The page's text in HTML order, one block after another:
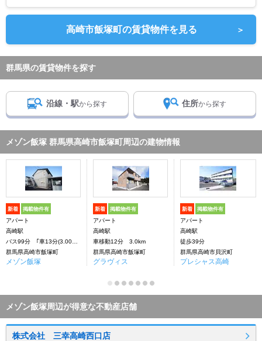
高崎市飯塚町の賃貸物件を見る ＞
群馬県の賃貸物件を探す
沿線・駅から探す 住所から探す
メゾン飯塚 群馬県高崎市飯塚町周辺の建物情報
新着 掲載物件有
アパート
高崎駅
バス99分 ｢車13分(3.00Km)｣下車：停歩99分
群馬県高崎市飯塚町
メゾン飯塚
新着 掲載物件有
アパート
高崎駅
車移動12分 3.0km
群馬県高崎市飯塚町
グラヴィス
新着 掲載物件有
アパート
高崎駅
徒歩39分
群馬県高崎市貝沢町
プレシャス高崎
メゾン飯塚周辺が得意な不動産店舗
株式会社 三幸高崎西口店